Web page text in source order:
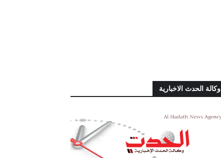
وكالة الحدث الاخبارية